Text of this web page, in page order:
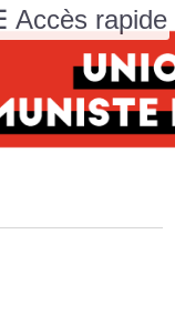
Accès rapide